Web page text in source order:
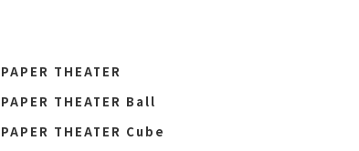
PAPER THEATER
PAPER THEATER Ball
PAPER THEATER Cube